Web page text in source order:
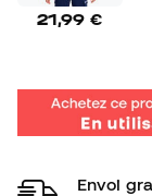
21,99 €
Envoi